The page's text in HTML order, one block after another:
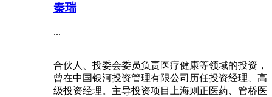
秦瑞
...
合伙人、投委会委员负责医疗健康等领域的投资，
曾在中国银河投资管理有限公司历任投资经理、高
级投资经理。主导投资项目上海则正医药、管桥医